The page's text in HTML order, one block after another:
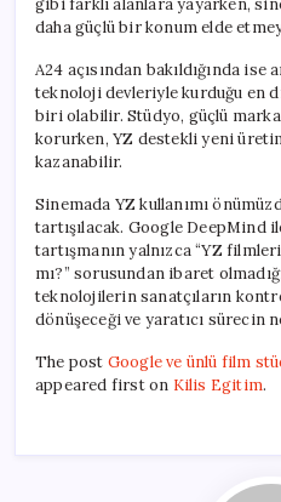
gibi farklı alanlara yayarken,
daha güçlü bir konum elde
A24 açısından bakıldığında ise
teknoloji devleriyle kurduğu en
biri olabilir. Stüdyo, güçlü marka
korurken, YZ destekli yeni
kazanabilir.
Sinemada YZ kullanımı
tartışılacak. Google DeepMind
tartışmanın yalnızca “YZ
mı?” sorusundan ibaret
teknolojilerin sanatçıların
dönüşeceği ve yaratıcı sürecin
The post Google ve ünlü film
appeared first on Kilis Egitim.